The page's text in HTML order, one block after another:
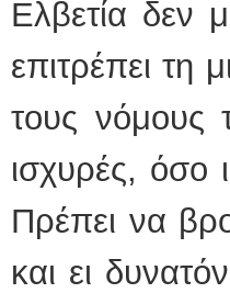
Ελβετία δεν
επιτρέπει τη
τους νόμους
ισχυρές, όσο
Πρέπει να
και ει